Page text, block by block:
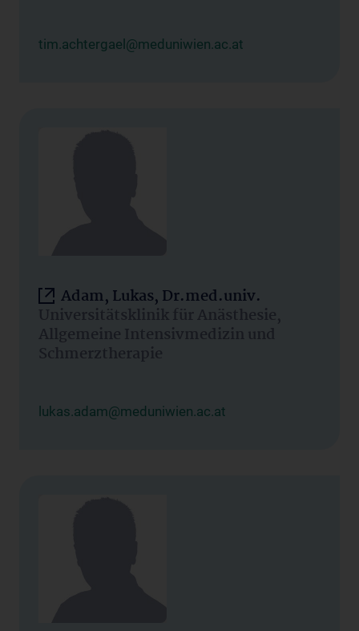
tim.achtergael@meduniwien.ac.at
Adam, Lukas, Dr.med.univ.
Universitätsklinik für Anästhesie,
Allgemeine Intensivmedizin und
Schmerztherapie
lukas.adam@meduniwien.ac.at